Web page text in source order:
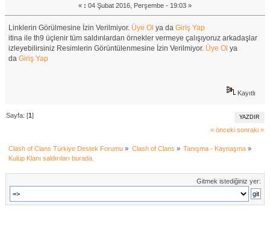
« : 04 Şubat 2016, Perşembe - 19:03 »
Linklerin Görülmesine İzin Verilmiyor. Üye Ol ya daGiriş Yap
itina ile th9 üçlenir tüm saldırılardan örnekler vermeye çalışıyoruz arkadaşlar
izleyebilirsiniz Resimlerin Görüntülenmesine İzin Verilmiyor. Üye Ol ya
daGiriş Yap
Kayıtlı
YAZDIR
Sayfa: [1]
« önceki sonraki »
Clash of Clans Türkiye Destek Forumu » Clash of Clans » Tanışma - Kaynaşma»
Kulüp Klanı saldırıları burada.
Gitmek istediğiniz yer: